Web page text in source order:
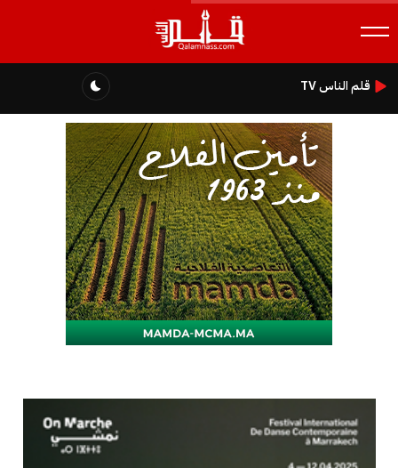
قلم الناس TV